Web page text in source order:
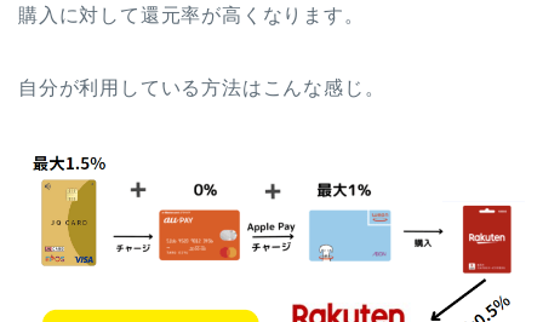
購入に対して還元率が高くなります。
自分が利用している方法はこんな感じ。